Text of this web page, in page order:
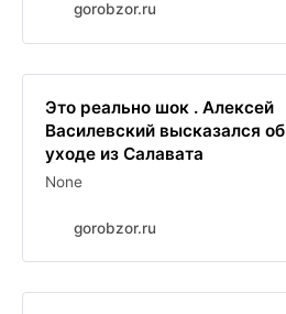
gorobzor.ru
Это реально шок . Алексей
Василевский высказался об
уходе из Салавата
None
gorobzor.ru